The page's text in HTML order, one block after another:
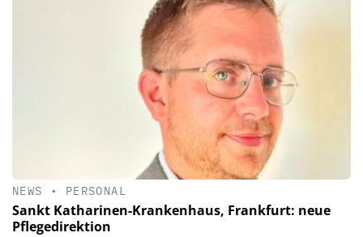
NEWS • PERSONAL
Sankt Katharinen-Krankenhaus, Frankfurt: neue
Pflegedirektion